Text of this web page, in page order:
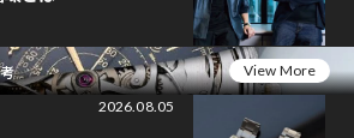
View More
2026.08.05